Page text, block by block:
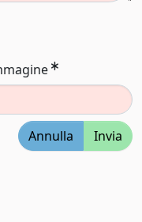
Annulla Invia